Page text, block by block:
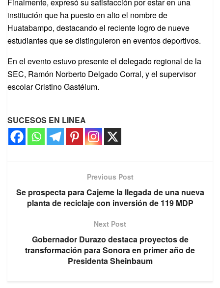
institución que ha puesto en alto el nombre de
Huatabampo, destacando el reciente logro de nueve
estudiantes que se distinguieron en eventos deportivos.
En el evento estuvo presente el delegado regional de la
SEC, Ramón Norberto Delgado Corral, y el supervisor
escolar Cristino Gastélum.
SUCESOS EN LINEA
Previous Post
Se prospecta para Cajeme la llegada de una nueva
planta de reciclaje con inversión de 119 MDP
Next Post
Gobernador Durazo destaca proyectos de
transformación para Sonora en primer año de
Presidenta Sheinbaum